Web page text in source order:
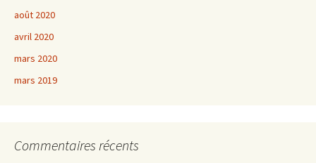
août 2020
avril 2020
mars 2020
mars 2019
Commentaires récents